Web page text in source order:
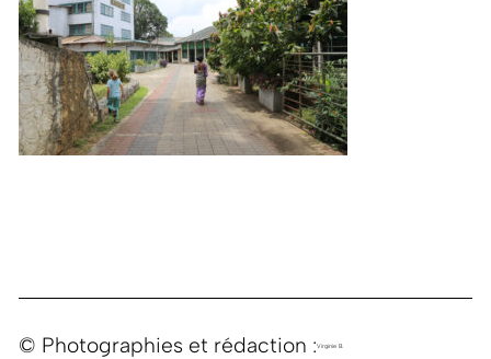
© Photographies et rédaction :Virginie B.